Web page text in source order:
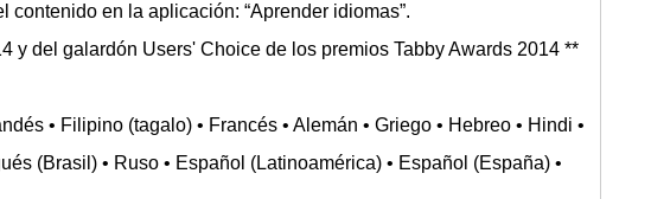
en la aplicación: “Aprender idiomas”.
y del galardón Users' Choice de los premios Tabby Awards 2014 **
• Filipino (tagalo) • Francés • Alemán • Griego • Hebreo • Hindi •
(Brasil) • Ruso • Español (Latinoamérica) • Español (España) •